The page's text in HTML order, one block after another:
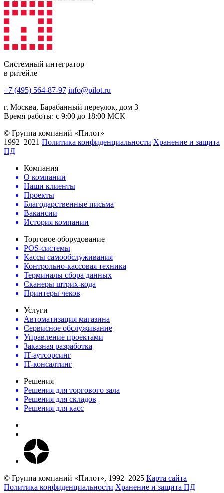
Системный интегратор
в ритейле
+7 (495) 564-87-97 info@pilot.ru
г. Москва, Барабанный переулок, дом 3
Время работы: с 9:00 до 18:00 МСК
© Группа компаний «Пилот»
1992–2021 Политика конфиденциальности Хранение и защита
ПД
Компания
О компании
Наши клиенты
Проекты
Благодарственные письма
Вакансии
История компании
Торговое оборудование
POS-системы
Кассы самообслуживания
Контрольно-кассовая техника
Терминалы сбора данных
Сканеры штрих-кода
Принтеры чеков
Услуги
Автоматизация магазина
Сервисное обслуживание
Управление проектами
Заказная разработка
IT-аутсорсинг
IT-консалтинг
Решения
Решения для торгового зала
Решения для складов
Решения для касс
© Группа компаний «Пилот», 1992–2025 Карта сайта
Политика конфиденциальности Хранение и защита ПД